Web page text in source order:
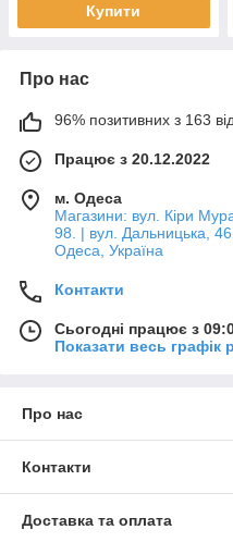
Купити
Про нас
96% позитивних з 163
Працює з 20.12.2022
м. Одеса
Магазини: вул. Кіри
98. | вул. Дальницька,
Одеса, Україна
Контакти
Сьогодні працює з
Показати весь графік
Про нас
Контакти
Доставка та оплата